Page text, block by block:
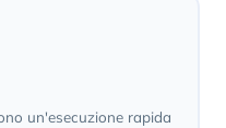
un'esecuzione rapida